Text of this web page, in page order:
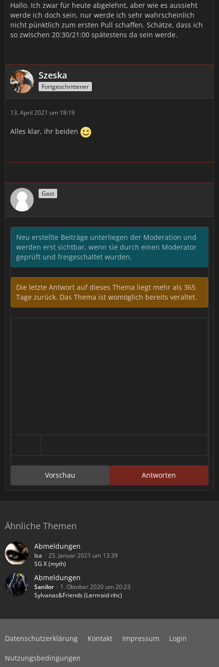
Hallo. Ich zwar für heute abgelehnt, aber wie es aussieht
werde ich doch sein, nur werde ich sehr wahrscheinlich
nicht pünktlich zum ersten Pull schaffen. Schätze, dass ich
so zwischen 20:30/21:00 spätestens da sein werde.
Szeska
Fortgeschrittener
13. April 2021 um 18:19
Alles klar, ihr beiden
Gast
Neu erstellte Beiträge unterliegen der Moderation und
werden erst sichtbar, wenn sie durch einen Moderator
geprüft und freigeschaltet wurden.
Die letzte Antwort auf dieses Thema liegt mehr als 365
Tage zurück. Das Thema ist womöglich bereits veraltet.
Antworten
Vorschau
Ähnliche Themen
Abmeldungen
Isa
25. Januar 2021 um 13:39
SG X (myth)
Abmeldungen
Sanilor
1. Oktober 2020 um 20:23
Sylvanas&Friends (Lernraid nhc)
Datenschutzerklärung Kontakt Impressum Login
Nutzungsbedingungen